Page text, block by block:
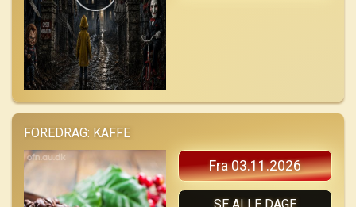
FOREDRAG: KAFFE
Fra 03.11.2026